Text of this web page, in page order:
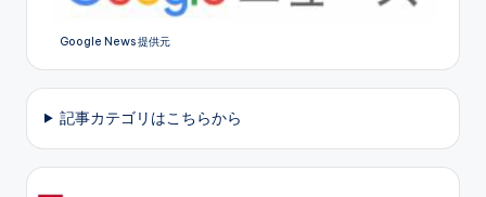
Google News 提供元
記事カテゴリはこちらから